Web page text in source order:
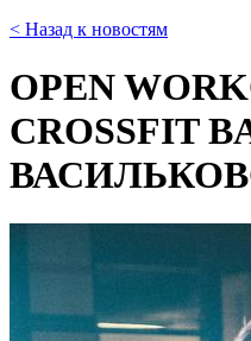
< Назад к новостям
OPEN
CROSSFIT